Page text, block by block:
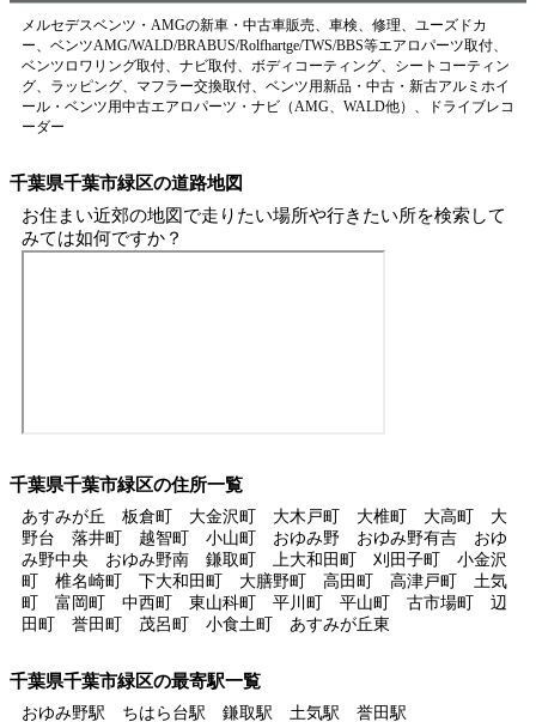
メルセデスベンツ・AMGの新車・中古車販売、車検、修理、ユーズドカ
ー、ベンツAMG/WALD/BRABUS/Rolfhartge/TWS/BBS等エアロパーツ取付、
ベンツロワリング取付、ナビ取付、ボディコーティング、シートコーティン
グ、ラッピング、マフラー交換取付、ベンツ用新品・中古・新古アルミホイ
ール・ベンツ用中古エアロパーツ・ナビ（AMG、WALD他）、ドライブレコ
ーダー
千葉県千葉市緑区の道路地図
お住まい近郊の地図で走りたい場所や行きたい所を検索して
みては如何ですか？
千葉県千葉市緑区の住所一覧
あすみが丘 板倉町 大金沢町 大木戸町 大椎町 大高町 大
野台 落井町 越智町 小山町 おゆみ野 おゆみ野有吉 おゆ
み野中央 おゆみ野南 鎌取町 上大和田町 刈田子町 小金沢
町 椎名崎町 下大和田町 大膳野町 高田町 高津戸町 土気
町 富岡町 中西町 東山科町 平川町 平山町 古市場町 辺
田町 誉田町 茂呂町 小食土町 あすみが丘東
千葉県千葉市緑区の最寄駅一覧
おゆみ野駅 ちはら台駅 鎌取駅 土気駅 誉田駅